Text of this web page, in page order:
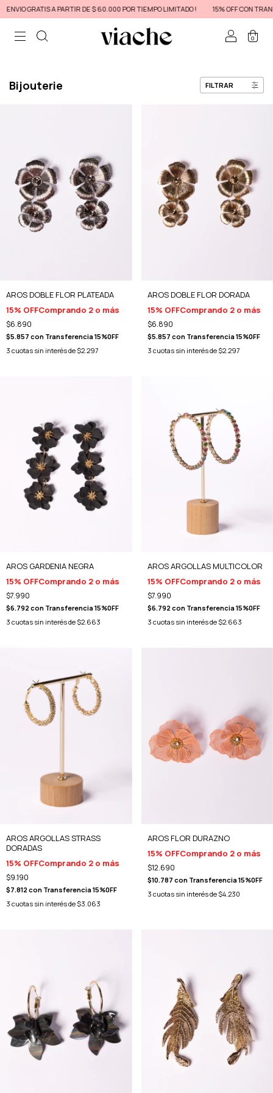
GRATIS A PARTIR DE $ 60.000 POR TIEMPO LIMITADO ! 15% OFF CON
0
Bijouterie FILTRAR
AROS DOBLE FLOR PLATEADA
15% OFFComprando 2 o más
$6.890
$5.857 con Transferencia 15%0FF
3 cuotas sin interés de $2.297
AROS DOBLE FLOR DORADA
15% OFFComprando 2 o más
$6.890
$5.857 con Transferencia 15%0FF
3 cuotas sin interés de $2.297
AROS GARDENIA NEGRA
15% OFFComprando 2 o más
$7.990
$6.792con Transferencia 15%0FF
3 cuotas sin interés de $2.663
AROS ARGOLLAS MULTICOLOR
15% OFFComprando 2 o más
$7.990
$6.792con Transferencia 15%0FF
3 cuotas sin interés de $2.663
AROS ARGOLLAS STRASS
DORADAS
15% OFFComprando 2 o más
$9.190
$7.812 con Transferencia 15%0FF
3 cuotas sin interés de $3.063
AROS FLOR DURAZNO
15% OFFComprando 2 o más
$12.690
$10.787 con Transferencia 15%0FF
3 cuotas sin interés de $4.230